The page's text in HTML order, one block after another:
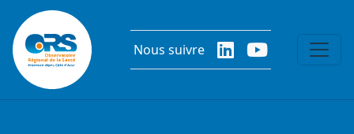
Aller au contenu principal
Nous suivre